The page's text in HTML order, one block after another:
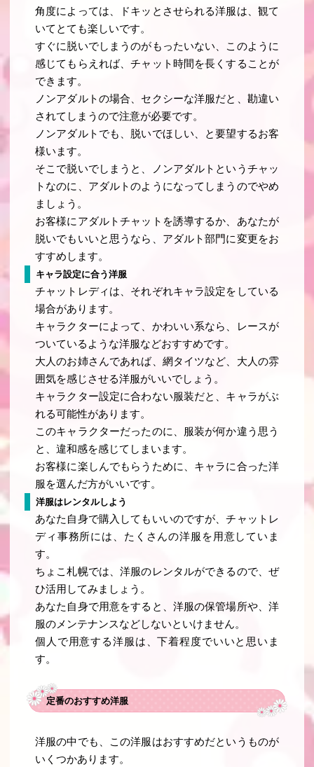
角度によっては、ドキッとさせられる洋服は、観て
いてとても楽しいです。
すぐに脱いでしまうのがもったいない、このように
感じてもらえれば、チャット時間を長くすることが
できます。
ノンアダルトの場合、セクシーな洋服だと、勘違い
されてしまうので注意が必要です。
ノンアダルトでも、脱いでほしい、と要望するお客
様います。
そこで脱いでしまうと、ノンアダルトというチャッ
トなのに、アダルトのようになってしまうのでやめ
ましょう。
お客様にアダルトチャットを誘導するか、あなたが
脱いでもいいと思うなら、アダルト部門に変更をお
すすめします。
キャラ設定に合う洋服
チャットレディは、それぞれキャラ設定をしている
場合があります。
キャラクターによって、かわいい系なら、レースが
ついているような洋服などおすすめです。
大人のお姉さんであれば、網タイツなど、大人の雰
囲気を感じさせる洋服がいいでしょう。
キャラクター設定に合わない服装だと、キャラがぶ
れる可能性があります。
このキャラクターだったのに、服装が何か違う思う
と、違和感を感じてしまいます。
お客様に楽しんでもらうために、キャラに合った洋
服を選んだ方がいいです。
洋服はレンタルしよう
あなた自身で購入してもいいのですが、チャットレ
ディ事務所には、たくさんの洋服を用意していま
す。
ちょこ札幌では、洋服のレンタルができるので、ぜ
ひ活用してみましょう。
あなた自身で用意をすると、洋服の保管場所や、洋
服のメンテナンスなどしないといけません。
個人で用意する洋服は、下着程度でいいと思いま
す。
定番のおすすめ洋服
洋服の中でも、この洋服はおすすめだというものが
いくつかあります。